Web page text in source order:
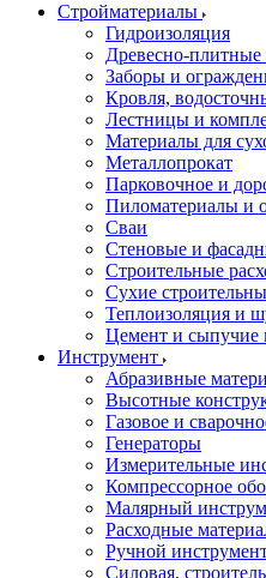
Стройматериалы
Гидроизоляция
Древесно-
Заборы и
Кровля,
Лестницы и
Материалы для
Металлопрокат
Парковочное и
Пиломатериалы и
Сваи
Стеновые и
Строительные
Сухие
Теплоизоляция и
Цемент и сыпучие
Инструмент
Абразивные
Высотные
Газовое и
Генераторы
Измерительные
Компрессорное
Малярный
Расходные
Ручной
Силовая,